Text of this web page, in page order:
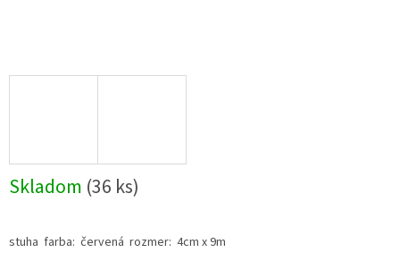
Skladom (36 ks)
stuha farba: červená rozmer: 4cm x 9m